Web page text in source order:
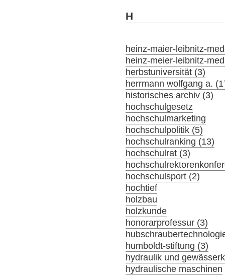
H
heinz-maier-leibnitz-
heinz-meier-leibnitz-
herbstuniversität (3)
herrmann wolfgang a.
historisches archiv (3)
hochschulgesetz
hochschulmarketing
hochschulpolitik (5)
hochschulranking (13)
hochschulrat (3)
hochschulsport (2)
hochtief
holzbau
holzkunde
honorarprofessur (3)
humboldt-stiftung (3)
hydraulik und
hydraulische maschinen